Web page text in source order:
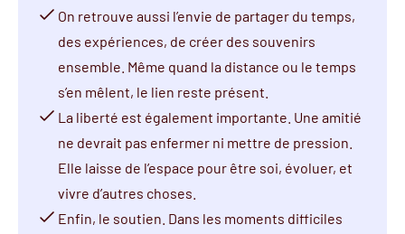
On retrouve aussi l’envie de partager du temps,
des expériences, de créer des souvenirs
ensemble. Même quand la distance ou le temps
s’en mêlent, le lien reste présent.
La liberté est également importante. Une amitié
ne devrait pas enfermer ni mettre de pression.
Elle laisse de l’espace pour être soi, évoluer, et
vivre d’autres choses.
Enfin, le soutien. Dans les moments difficiles